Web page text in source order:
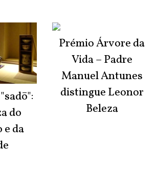
do
da
Prémio Árvore da
Vida – Padre
Manuel Antunes
distingue Leonor
Beleza